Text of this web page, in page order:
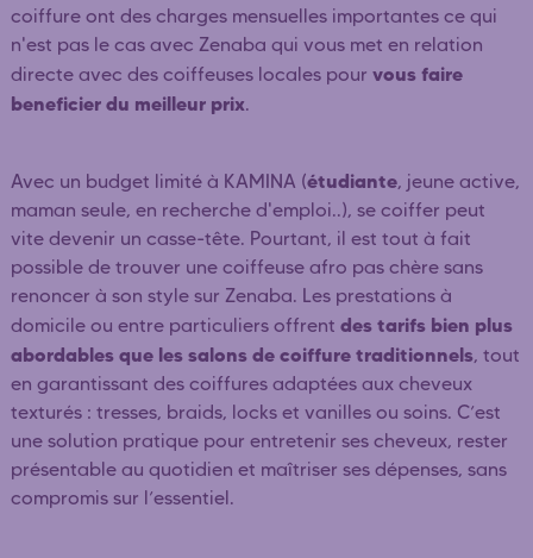
coiffure ont des charges mensuelles importantes ce qui
n'est pas le cas avec Zenaba qui vous met en relation
directe avec des coiffeuses locales pour vous faire
beneficier du meilleur prix.
Avec un budget limité à KAMINA (étudiante, jeune active,
maman seule, en recherche d'emploi..), se coiffer peut
vite devenir un casse-tête. Pourtant, il est tout à fait
possible de trouver une coiffeuse afro pas chère sans
renoncer à son style sur Zenaba. Les prestations à
domicile ou entre particuliers offrent des tarifs bien plus
abordables que les salons de coiffure traditionnels, tout
en garantissant des coiffures adaptées aux cheveux
texturés : tresses, braids, locks et vanilles ou soins. C’est
une solution pratique pour entretenir ses cheveux, rester
présentable au quotidien et maîtriser ses dépenses, sans
compromis sur l’essentiel.